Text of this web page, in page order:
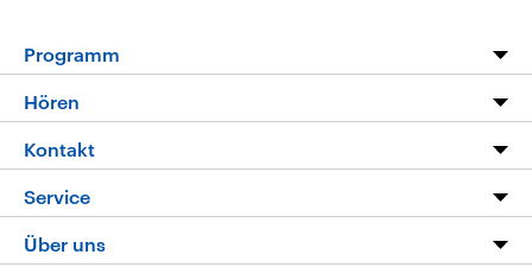
Programm
Programm
Die Nachrichten
Nachrichtenleicht
Neue Beiträge auf dlf.de
Hören
Livestream
Podcasts
Deutschlandfunk App
Kontakt
Hörerservice
Service
FAQ
Über uns